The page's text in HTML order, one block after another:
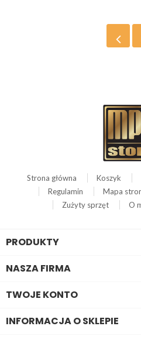
Strona główna Koszyk
Regulamin
Mapa
Zużyty sprzęt
O
PRODUKTY
NASZA FIRMA
TWOJE KONTO
INFORMACJA O SKLEPIE